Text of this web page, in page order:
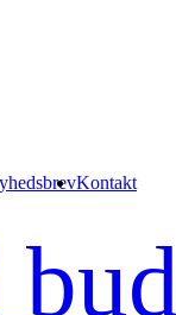
Kontakt